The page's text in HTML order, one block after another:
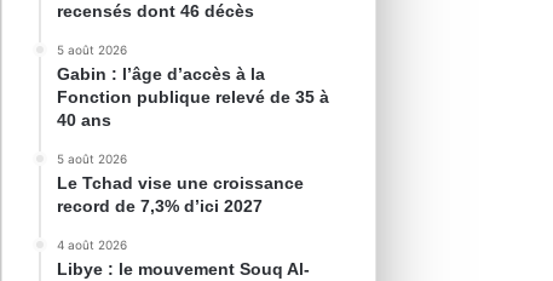
recensés dont 46 décès
5 août 2026
Gabin : l’âge d’accès à la
Fonction publique relevé de 35 à
40 ans
5 août 2026
Le Tchad vise une croissance
record de 7,3% d’ici 2027
4 août 2026
Libye : le mouvement Souq Al-